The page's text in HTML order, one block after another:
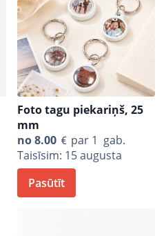
Foto tagu piekariņš, 25
mm
no8.00
par 1 gab.
Taisīsim: 15 augusta
Pasūtīt